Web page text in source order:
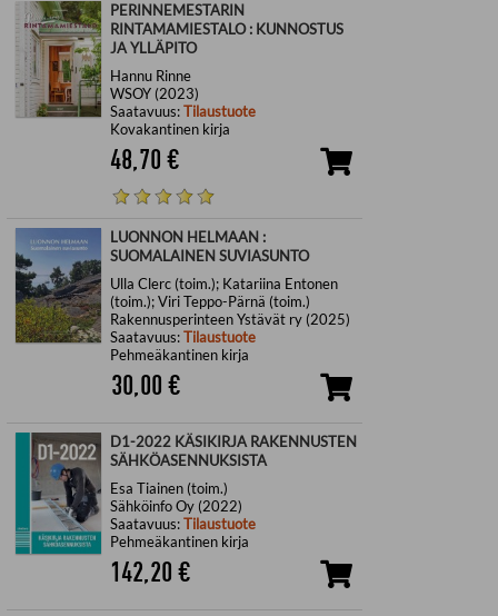
PERINNEMESTARIN
RINTAMAMIESTALO : KUNNOSTUS
JA YLLÄPITO
Hannu Rinne
WSOY (2023)
Saatavuus:Tilaustuote
Kovakantinen kirja
48,70 €
LUONNON HELMAAN :
SUOMALAINEN SUVIASUNTO
Ulla Clerc (toim.); Katariina Entonen
(toim.); Viri Teppo-Pärnä (toim.)
Rakennusperinteen Ystävät ry (2025)
Saatavuus:Tilaustuote
Pehmeäkantinen kirja
30,00 €
D1-2022 KÄSIKIRJA RAKENNUSTEN
SÄHKÖASENNUKSISTA
Esa Tiainen (toim.)
Sähköinfo Oy (2022)
Saatavuus:Tilaustuote
Pehmeäkantinen kirja
142,20 €